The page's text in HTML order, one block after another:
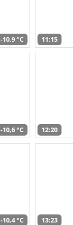
-10,9 °C 11:15
-10,6 °C 12:20
-10,4 °C 13:23